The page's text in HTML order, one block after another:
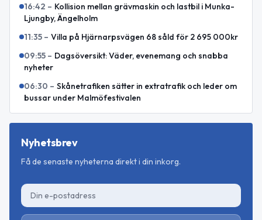
16:42 – Kollision mellan grävmaskin och lastbil i Munka-
Ljungby, Ängelholm
11:35 – Villa på Hjärnarpsvägen 68 såld för 2 695 000kr
09:55 – Dagsöversikt: Väder, evenemang och snabba
nyheter
06:30 – Skånetrafiken sätter in extratrafik och leder om
bussar under Malmöfestivalen
Nyhetsbrev
Få de senaste nyheterna direkt i din inkorg.